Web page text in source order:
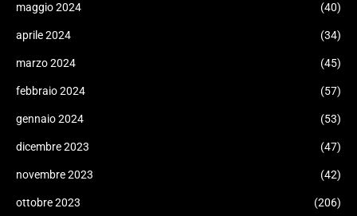
maggio 2024 (40)
aprile 2024 (34)
marzo 2024 (45)
febbraio 2024 (57)
gennaio 2024 (53)
dicembre 2023 (47)
novembre 2023 (42)
ottobre 2023 (206)